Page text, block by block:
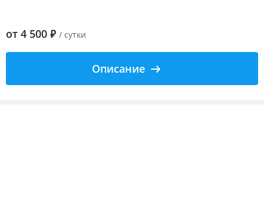
от 4 500 ₽ / сутки
Описание